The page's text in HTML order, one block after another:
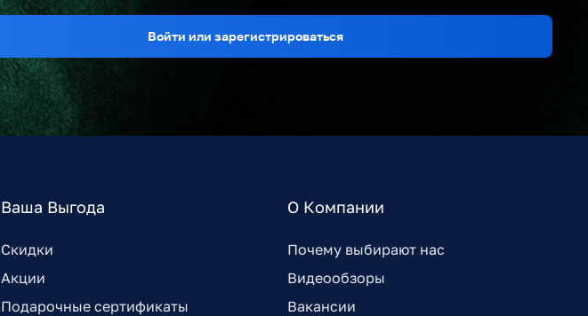
Войти или зарегистрироваться
Ваша Выгода
Скидки
Акции
Подарочные сертификаты
О Компании
Почему выбирают нас
Видеообзоры
Вакансии